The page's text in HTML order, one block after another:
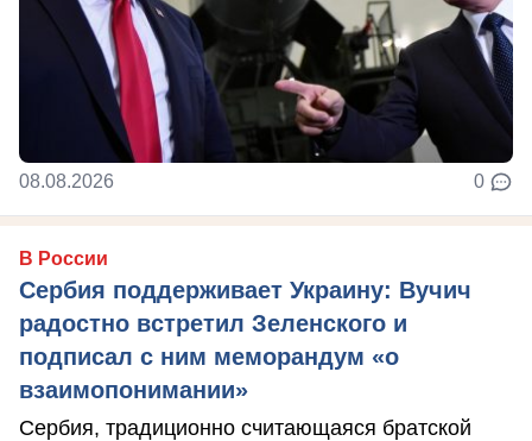
08.08.2026 0
В России
Сербия поддерживает Украину: Вучич
радостно встретил Зеленского и
подписал с ним меморандум «о
взаимопонимании»
Сербия, традиционно считающаяся братской